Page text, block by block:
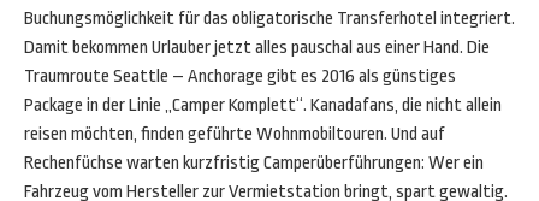
Buchungsmöglichkeit für das obligatorische Transferhotel integriert.
Damit bekommen Urlauber jetzt alles pauschal aus einer Hand. Die
Traumroute Seattle – Anchorage gibt es 2016 als günstiges
Package in der Linie „Camper Komplett“. Kanadafans, die nicht allein
reisen möchten, finden geführte Wohnmobiltouren. Und auf
Rechenfüchse warten kurzfristig Camperüberführungen: Wer ein
Fahrzeug vom Hersteller zur Vermietstation bringt, spart gewaltig.